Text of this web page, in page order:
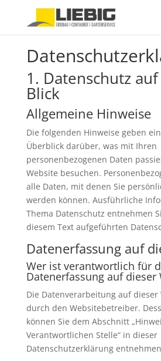
1. Datenschutz
Blick
Allgemeine Hinweise
Die folgenden Hinweise geben
Überblick darüber, was mit Ihren
personenbezogenen Daten
Website besuchen.
alle Daten, mit denen Sie
werden können. Ausführliche
Thema Datenschutz entnehmen
diesem Text aufgeführten
Datenerfassung auf
Wer ist verantwortlich für
Datenerfassung auf dieser
Die Datenverarbeitung auf
durch den Websitebetreiber.
können Sie dem Abschnitt
Verantwortlichen Stelle“ in dieser
Datenschutzerklärung